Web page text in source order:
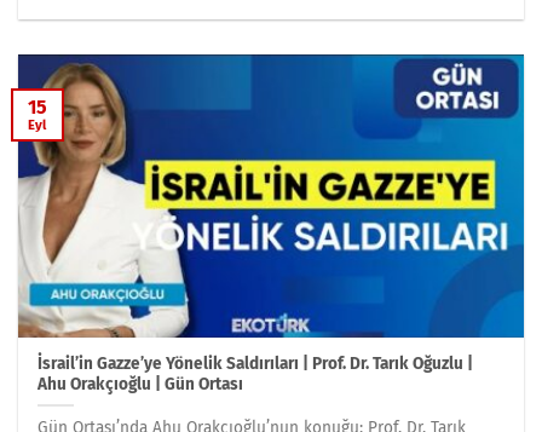
İsrail’in Gazze’ye Yönelik Saldırıları | Prof. Dr. Tarık Oğuzlu |
Ahu Orakçıoğlu | Gün Ortası
Gün Ortası’nda Ahu Orakçıoğlu’nun konuğu; Prof. Dr. Tarık
15
Eyl